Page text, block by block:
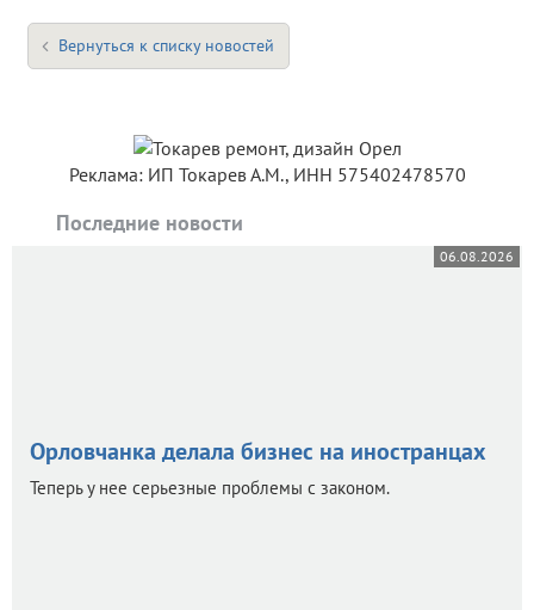
Вернуться к списку новостей
Реклама: ИП Токарев А.М., ИНН 575402478570
Последние новости
06.08.2026
Орловчанка делала бизнес на иностранцах
Теперь у нее серьезные проблемы с законом.